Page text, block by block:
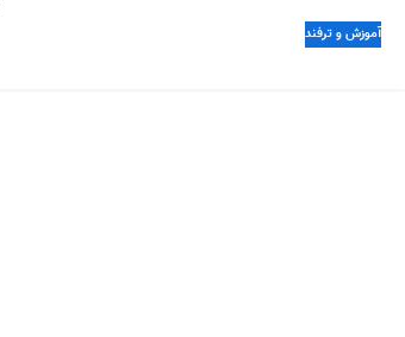
آموزش و ترفند